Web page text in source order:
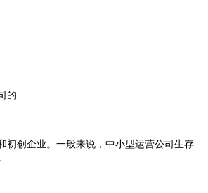
的
初创企业。一般来说，中小型运营公司生存